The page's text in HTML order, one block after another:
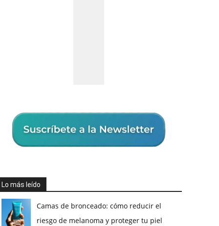
Lo más leído
Camas de bronceado: cómo reducir el
riesgo de melanoma y proteger tu piel